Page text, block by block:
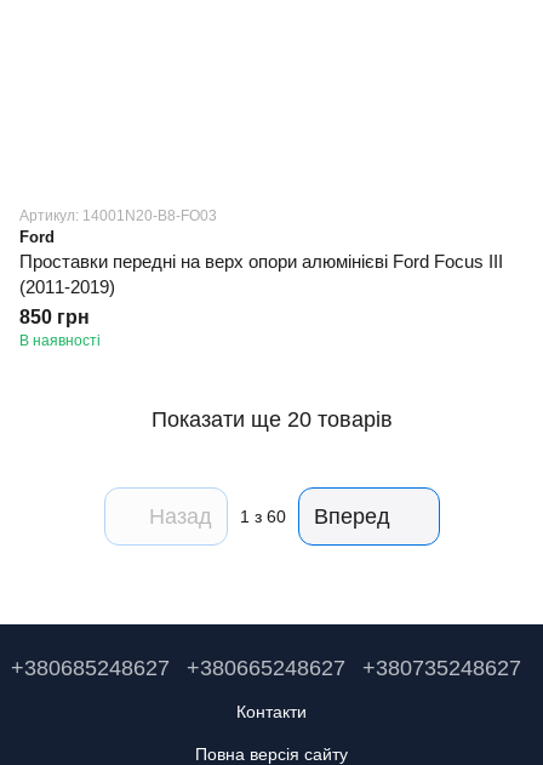
Артикул: 14001N20-B8-FO03
Ford
Проставки передні на верх опори алюмінієві Ford Focus III
(2011-2019)
850 грн
В наявності
Показати ще 20 товарів
Назад 1з 60 Вперед
+380685248627 +380665248627 +380735248627
Контакти
Повна версія сайту